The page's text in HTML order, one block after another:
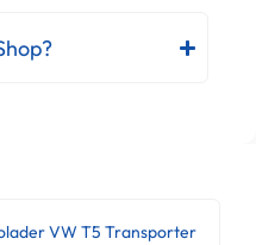
VW T5 Transporter